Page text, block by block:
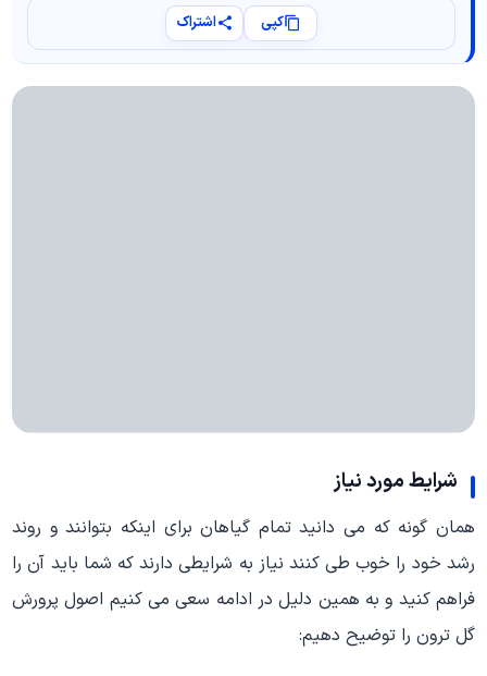
کپی اشتراک
شرایط مورد نیاز
همان گونه که می دانید تمام گیاهان برای اینکه بتوانند و روند
رشد خود را خوب طی کنند نیاز به شرایطی دارند که شما باید آن را
فراهم کنید و به همین دلیل در ادامه سعی می کنیم اصول پرورش
گل ترون را توضیح دهیم: